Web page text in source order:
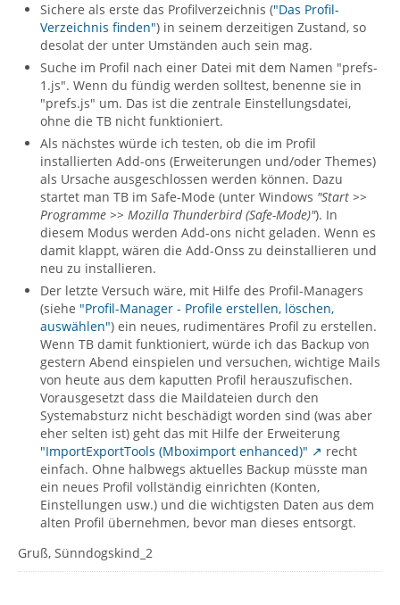
Sichere als erste das Profilverzeichnis ("Das Profil-
Verzeichnis finden") in seinem derzeitigen Zustand, so
desolat der unter Umständen auch sein mag.
Suche im Profil nach einer Datei mit dem Namen "prefs-
1.js". Wenn du fündig werden solltest, benenne sie in
"prefs.js" um. Das ist die zentrale Einstellungsdatei,
ohne die TB nicht funktioniert.
Als nächstes würde ich testen, ob die im Profil
installierten Add-ons (Erweiterungen und/oder Themes)
als Ursache ausgeschlossen werden können. Dazu
startet man TB im Safe-Mode (unter Windows "Start >>
Programme >> Mozilla Thunderbird (Safe-Mode)"). In
diesem Modus werden Add-ons nicht geladen. Wenn es
damit klappt, wären die Add-Onss zu deinstallieren und
neu zu installieren.
Der letzte Versuch wäre, mit Hilfe des Profil-Managers
(siehe "Profil-Manager - Profile erstellen, löschen,
auswählen") ein neues, rudimentäres Profil zu erstellen.
Wenn TB damit funktioniert, würde ich das Backup von
gestern Abend einspielen und versuchen, wichtige Mails
von heute aus dem kaputten Profil herauszufischen.
Vorausgesetzt dass die Maildateien durch den
Systemabsturz nicht beschädigt worden sind (was aber
eher selten ist) geht das mit Hilfe der Erweiterung
"ImportExportTools (Mboximport enhanced)"
recht
einfach. Ohne halbwegs aktuelles Backup müsste man
ein neues Profil vollständig einrichten (Konten,
Einstellungen usw.) und die wichtigsten Daten aus dem
alten Profil übernehmen, bevor man dieses entsorgt.
Gruß, Sünndogskind_2